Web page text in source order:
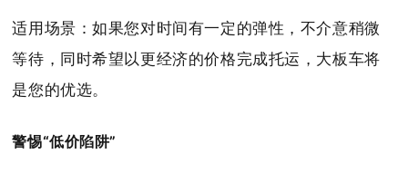
适用场景：如果您对时间有一定的弹性，不介意稍微
等待，同时希望以更经济的价格完成托运，大板车将
是您的优选。
警惕“低价陷阱”